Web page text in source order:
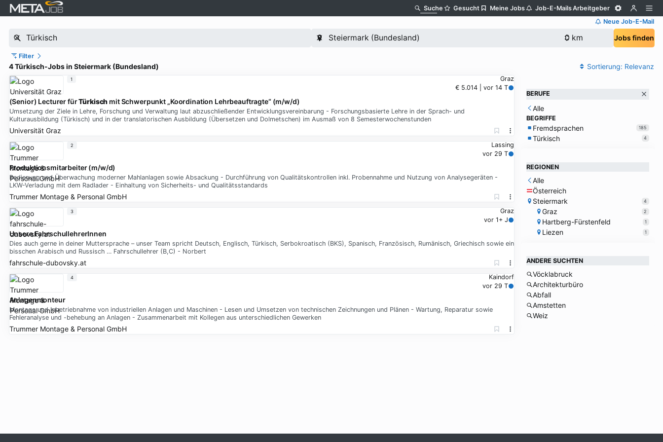
Suche Gesucht Meine Jobs Job-E-MailsArbeitgeber
Neue Job-E-Mail
Jobs finden
Filter
4 Türkisch-Jobs in Steiermark (Bundesland) Sortierung: Relevanz
Graz
€ 5.014 | vor 14 T
(Senior) Lecturer fürTürkisch mit Schwerpunkt „Koordination Lehrbeauftragte“ (m/w/d)
Umsetzung der Ziele in Lehre, Forschung und Verwaltung laut abzuschließender Entwicklungsvereinbarung - Forschungsbasierte Lehre in der Sprach- und
Kulturausbildung (Türkisch) und in der translatorischen Ausbildung (Übersetzen und Dolmetschen) im Ausmaß von 8 Semesterwochenstunden
Universität Graz
1
Lassing
vor 29 T
Produktionsmitarbeiter (m/w/d)
Bedienung und Überwachung moderner Mahlanlagen sowie Absackung - Durchführung von Qualitätskontrollen inkl. Probennahme und Nutzung von Analysegeräten -
LKW-Verladung mit dem Radlader - Einhaltung von Sicherheits- und Qualitätsstandards
Trummer Montage & Personal GmbH
2
Graz
vor 1+ J
Unsere FahrschullehrerInnen
Dies auch gerne in deiner Muttersprache – unser Team spricht Deutsch, Englisch, Türkisch, Serbokroatisch (BKS), Spanisch, Französisch, Rumänisch, Griechisch sowie ein
bisschen Arabisch und Russisch … Fahrschullehrer (B,C) - Norbert
fahrschule-dubovsky.at
3
Kaindorf
vor 29 T
Anlagenmonteur
Montage und Inbetriebnahme von industriellen Anlagen und Maschinen - Lesen und Umsetzen von technischen Zeichnungen und Plänen - Wartung, Reparatur sowie
Fehleranalyse und -behebung an Anlagen - Zusammenarbeit mit Kollegen aus unterschiedlichen Gewerken
Trummer Montage & Personal GmbH
4
BERUFE
Alle
BEGRIFFE
Fremdsprachen 185
Türkisch 4
REGIONEN
Alle
Österreich
Steiermark
4
Graz 2
Hartberg-Fürstenfeld 1
Liezen 1
ANDERE SUCHTEN
Vöcklabruck
Architekturbüro
Abfall
Amstetten
Weiz